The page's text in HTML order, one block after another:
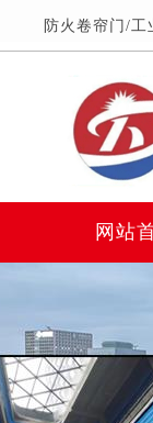
防火卷帘门/
网站